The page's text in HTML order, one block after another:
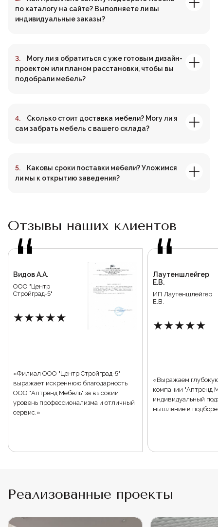
по каталогу на сайте? Выполняете ли вы
индивидуальные заказы?
Могу ли я обратиться с уже готовым дизайн-
проектом или планом расстановки, чтобы вы
подобрали мебель?
Сколько стоит доставка мебели? Могу ли я
сам забрать мебель с вашего склада?
Каковы сроки поставки мебели? Уложимся
ли мы к открытию заведения?
Отзывы наших клиентов
Видов А.А.
ООО "Центр
Стройград-5"
★★★★★
«Филиал ООО "Центр Стройград-5"
выражает искреннюю благодарность
ООО "Аптренд Мебель" за высокий
уровень профессионализма и отличный
сервис.»
Лаутеншлейгер
Е.В.
ИП Лаутеншлейгер
Е.В.
★★★★★
«Выражаем
компании "Аптренд
индивидуальный
мышление в
Реализованные проекты